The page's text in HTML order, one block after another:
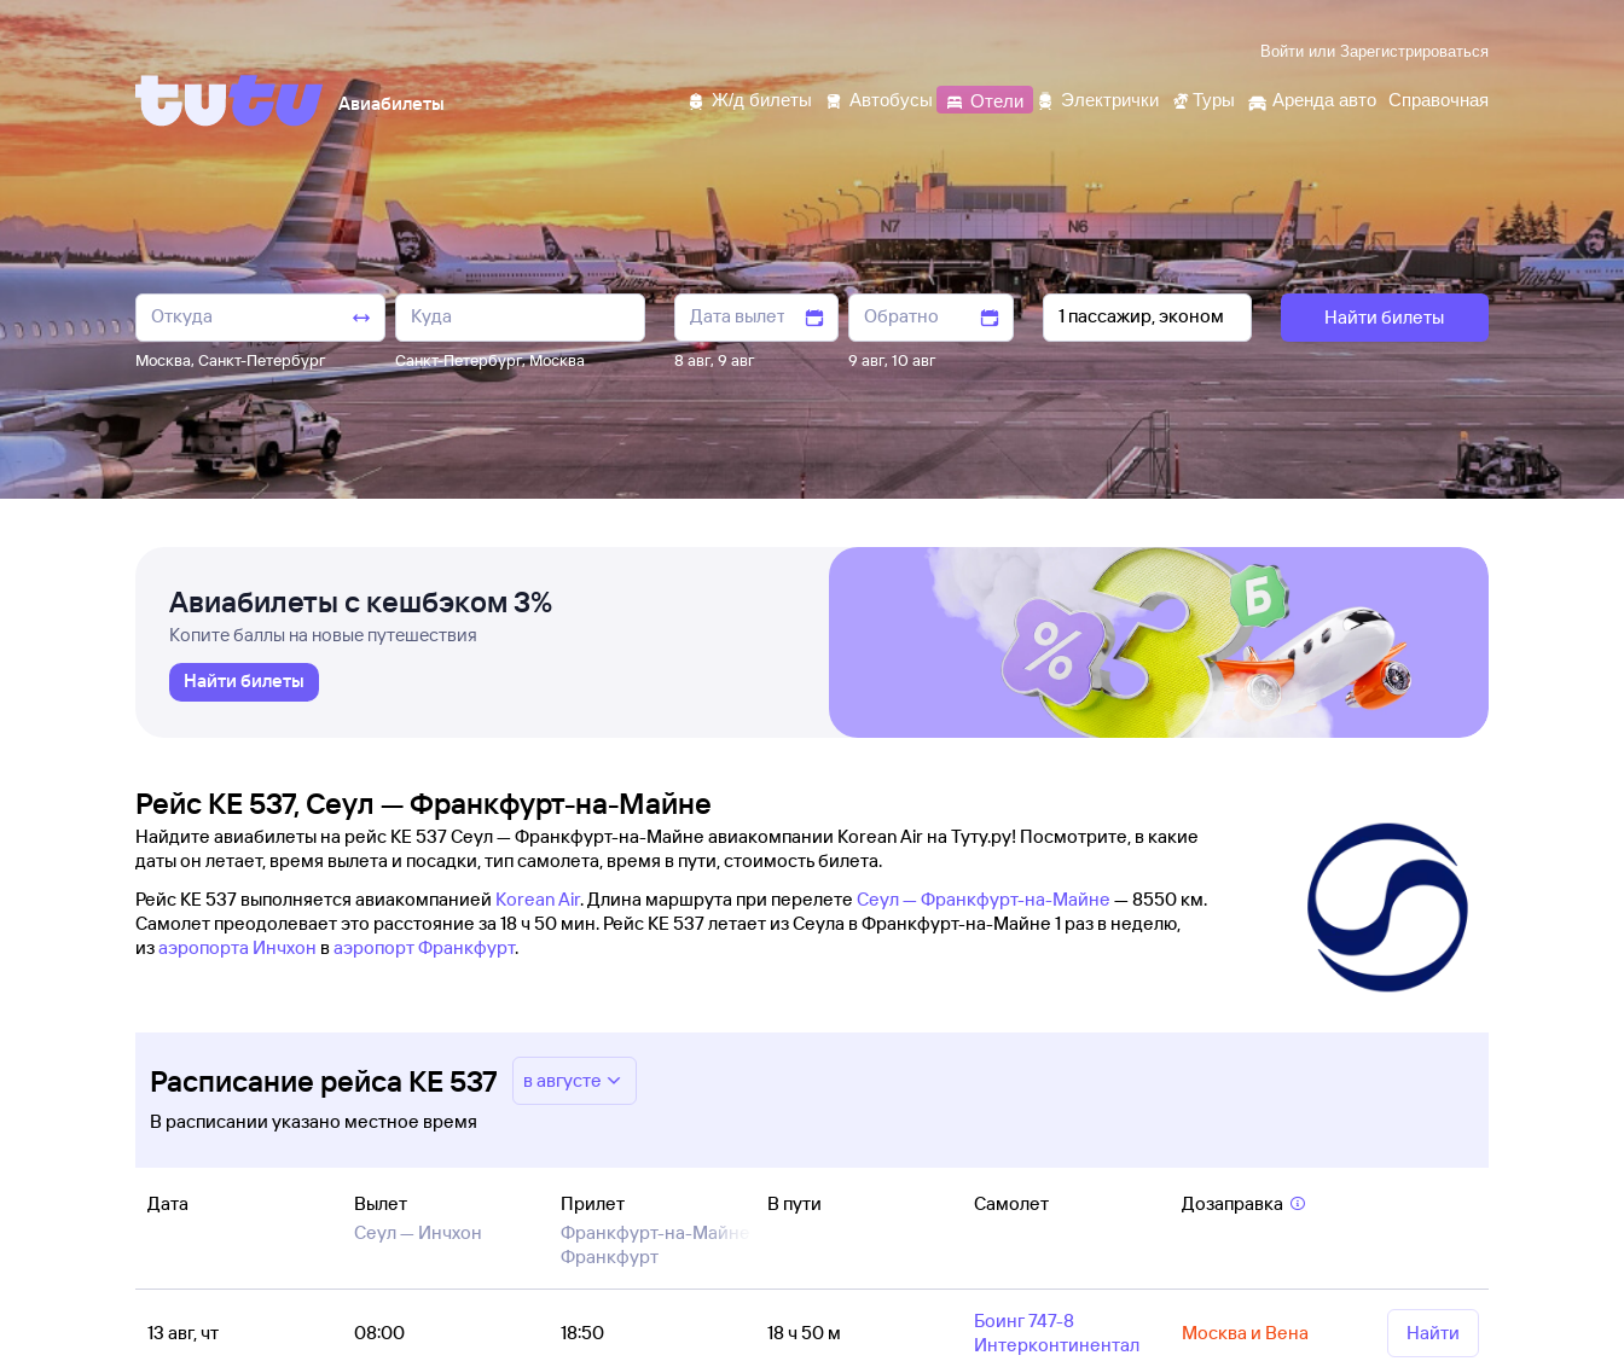
Войти или Зарегистрироваться
Авиабилеты Ж/д билеты Автобусы Отели Электрички Туры Аренда авто Справочная
Москва, Санкт-Петербург Санкт-Петербург,Москва 8 авг, 9 авг 9 авг,10 авг
Найти билеты
Авиабилеты с кешбэком 3%
Копите баллы на новые путешествия
Найти билеты
Рейс KE 537, Сеул — Франкфурт-на-Майне
Найдите авиабилеты на рейс KE 537 Сеул — Франкфурт-на-Майне авиакомпании Korean Air на Туту.ру! Посмотрите, в какие
даты он летает, время вылета и посадки, тип самолета, время в пути, стоимость билета.
Рейс KE 537 выполняется авиакомпанией Korean Air. Длина маршрута при перелете Сеул — Франкфурт-на-Майне — 8550 км.
Самолет преодолевает это расстояние за 18 ч 50 мин. Рейс KE 537 летает из Сеула в Франкфурт-на-Майне 1 раз в неделю,
изаэропорта Инчхон ваэропорт Франкфурт.
Расписание рейса KE 537
в августе
В расписании указано местное время
Дата
Вылет
Сеул — Инчхон
Прилет
Франкфурт-на-Майне —
Франкфурт
В пути Самолет Дозаправка
13 авг, чт 08:00 18:50 18 ч 50 м
Боинг 747-8
Интерконтинентал
Москва и Вена Найти